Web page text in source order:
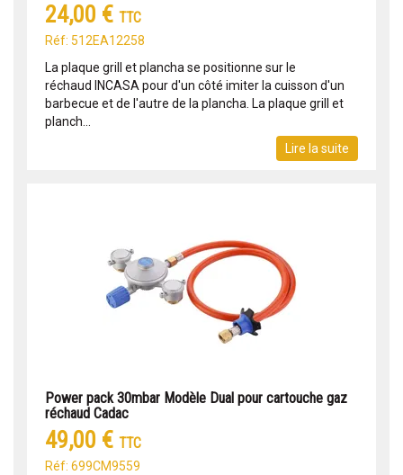
24,00 € TTC
Réf: 512EA12258
La plaque grill et plancha se positionne sur le
réchaud INCASA pour d'un côté imiter la cuisson d'un
barbecue et de l'autre de la plancha. La plaque grill et
planch...
Lire la suite
Power pack 30mbar Modèle Dual pour cartouche gaz
réchaud Cadac
49,00 € TTC
Réf: 699CM9559